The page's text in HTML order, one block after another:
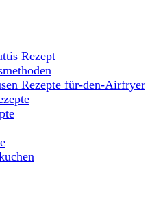
Rezept
Rezepte für-den-Airfryer